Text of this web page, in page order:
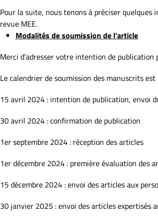
Pour la suite, nous tenons à préciser
revue MEE.
Modalités de soumission de l’article
Merci d’adresser votre intention de
Le calendrier de soumission des manuscrits
15 avril 2024 : intention de publication, envoi
30 avril 2024 : confirmation de publication
1er septembre 2024 : réception des articles
1er décembre 2024 : première évaluation des
15 décembre 2024 : envoi des articles aux
30 janvier 2025 : envoi des articles expertisés